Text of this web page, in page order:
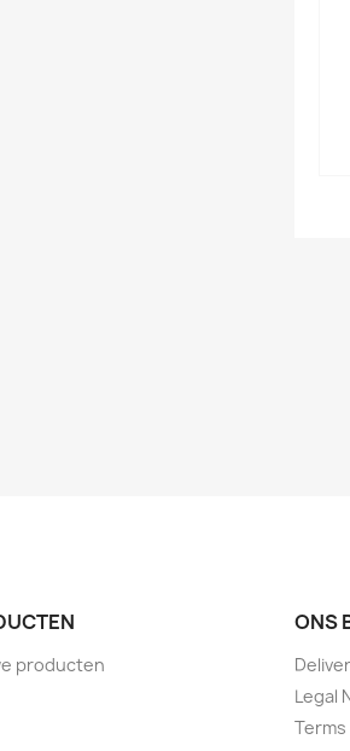
producten
ONS
Legal